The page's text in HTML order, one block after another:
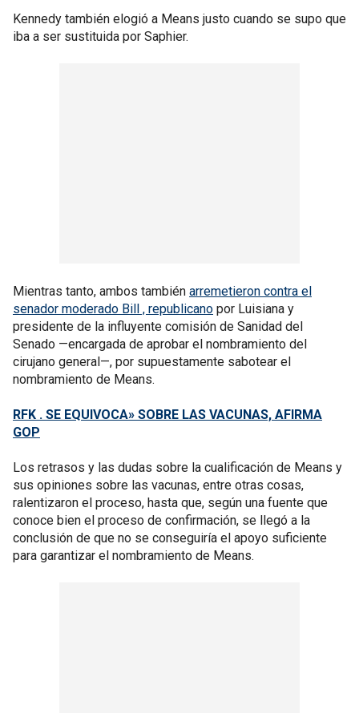
Kennedy también elogió a Means justo cuando se supo que
iba a ser sustituida por Saphier.
Mientras tanto, ambos también arremetieron contra el
senador moderado Bill , republicano por Luisiana y
presidente de la influyente comisión de Sanidad del
Senado —encargada de aprobar el nombramiento del
cirujano general—, por supuestamente sabotear el
nombramiento de Means.
RFK . SE EQUIVOCA» SOBRE LAS VACUNAS, AFIRMA
GOP
Los retrasos y las dudas sobre la cualificación de Means y
sus opiniones sobre las vacunas, entre otras cosas,
ralentizaron el proceso, hasta que, según una fuente que
conoce bien el proceso de confirmación, se llegó a la
conclusión de que no se conseguiría el apoyo suficiente
para garantizar el nombramiento de Means.